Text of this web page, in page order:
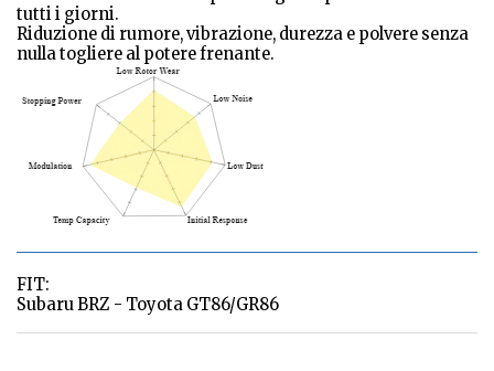
tutti i giorni.
Riduzione di rumore, vibrazione, durezza e polvere senza
nulla togliere al potere frenante.
FIT:
Subaru BRZ - Toyota GT86/GR86